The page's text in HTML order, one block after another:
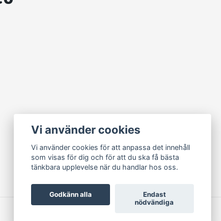
Vi använder cookies
Vi använder cookies för att anpassa det innehåll
som visas för dig och för att du ska få bästa
tänkbara upplevelse när du handlar hos oss.
Godkänn alla
Endast
nödvändiga